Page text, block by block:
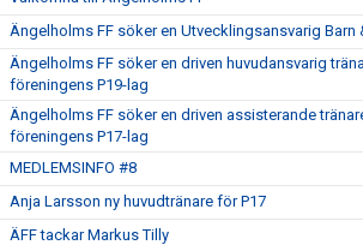
Ängelholms FF söker en Utvecklingsansvarig Barn
Ängelholms FF söker en driven huvudansvarig
föreningens P19-lag
Ängelholms FF söker en driven assisterande
föreningens P17-lag
MEDLEMSINFO #8
Anja Larsson ny huvudtränare för P17
ÄFF tackar Markus Tilly